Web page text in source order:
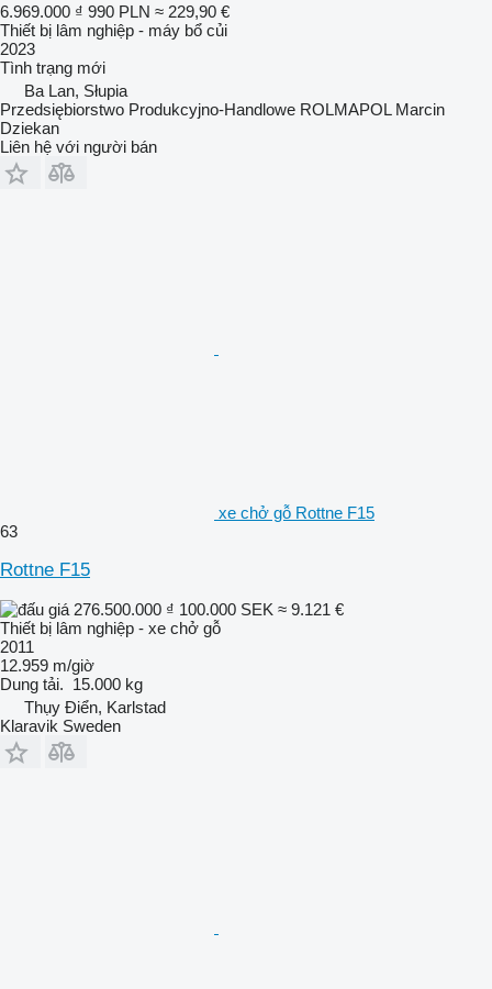
6.969.000 ₫ 990 PLN ≈ 229,90 €
Thiết bị lâm nghiệp - máy bổ củi
2023
Tình trạng mới
Ba Lan, Słupia
Przedsiębiorstwo Produkcyjno-Handlowe ROLMAPOL Marcin
Dziekan
Liên hệ với người bán
xe chở gỗ Rottne F15
63
Rottne F15
276.500.000 ₫ 100.000 SEK ≈ 9.121 €
Thiết bị lâm nghiệp - xe chở gỗ
2011
12.959 m/giờ
Dung tải. 15.000 kg
Thụy Điển, Karlstad
Klaravik Sweden